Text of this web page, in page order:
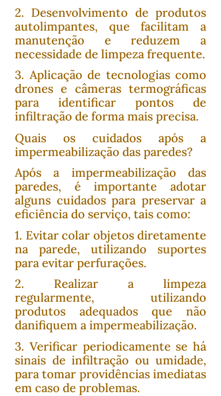
2. Desenvolvimento de produtos
autolimpantes, que facilitam a
manutenção e reduzem a
necessidade de limpeza frequente.
3. Aplicação de tecnologias como
drones e câmeras termográficas
para identificar pontos de
infiltração de forma mais precisa.
Quais os cuidados após a
impermeabilização das paredes?
Após a impermeabilização das
paredes, é importante adotar
alguns cuidados para preservar a
eficiência do serviço, tais como:
1. Evitar colar objetos diretamente
na parede, utilizando suportes
para evitar perfurações.
2. Realizar a limpeza
regularmente, utilizando
produtos adequados que não
danifiquem a impermeabilização.
3. Verificar periodicamente se há
sinais de infiltração ou umidade,
para tomar providências imediatas
em caso de problemas.